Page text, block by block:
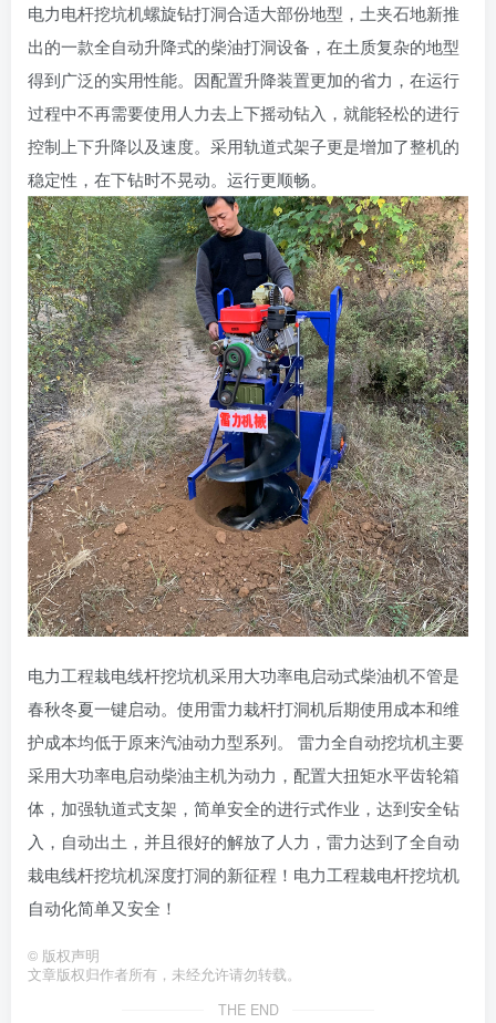
电力电杆挖坑机螺旋钻打洞合适大部份地型，土夹石地新推
出的一款全自动升降式的柴油打洞设备，在土质复杂的地型
得到广泛的实用性能。因配置升降装置更加的省力，在运行
过程中不再需要使用人力去上下摇动钻入，就能轻松的进行
控制上下升降以及速度。采用轨道式架子更是增加了整机的
稳定性，在下钻时不晃动。运行更顺畅。
电力工程栽电线杆挖坑机采用大功率电启动式柴油机不管是
春秋冬夏一键启动。使用雷力栽杆打洞机后期使用成本和维
护成本均低于原来汽油动力型系列。 雷力全自动挖坑机主要
采用大功率电启动柴油主机为动力，配置大扭矩水平齿轮箱
体，加强轨道式支架，简单安全的进行式作业，达到安全钻
入，自动出土，并且很好的解放了人力，雷力达到了全自动
栽电线杆挖坑机深度打洞的新征程！电力工程栽电杆挖坑机
自动化简单又安全！
© 版权声明
文章版权归作者所有，未经允许请勿转载。
THE END